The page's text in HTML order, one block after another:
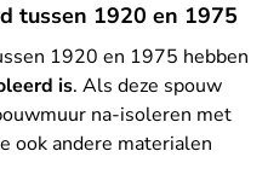
tussen 1920 en 1975
1920 en 1975 hebben
is. Als deze spouw
na-isoleren met
ook andere materialen